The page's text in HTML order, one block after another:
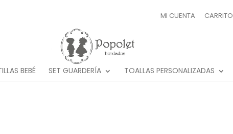
MI CUENTA CARRITO
BEBÉ SET GUARDERÍA TOALLAS PERSONALIZADAS